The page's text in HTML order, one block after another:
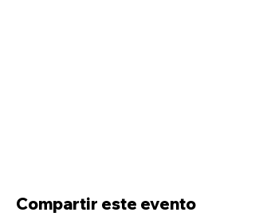
Compartir este evento